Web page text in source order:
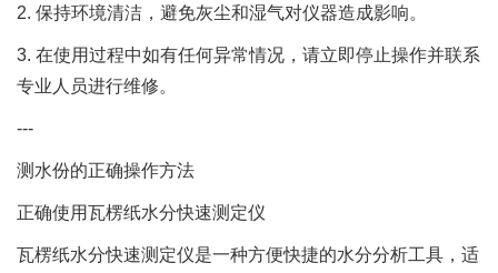
2. 保持环境清洁，避免灰尘和湿气对仪器造成影响。
3. 在使用过程中如有任何异常情况，请立即停止操作并联系
专业人员进行维修。
---
测水份的正确操作方法
正确使用瓦楞纸水分快速测定仪
瓦楞纸水分快速测定仪是一种方便快捷的水分分析工具，适